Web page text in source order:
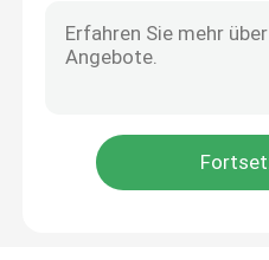
Aluminium-Induktionsöfen
EM Dampferzeuger